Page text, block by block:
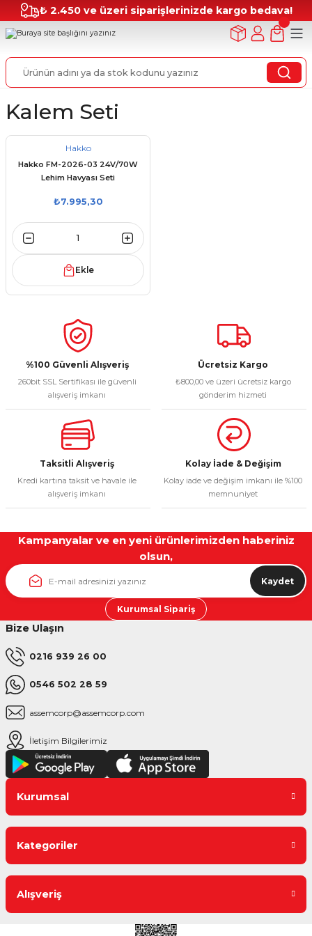
₺ 2.450 ve üzeri siparişlerinizde kargo bedava!
Kalem Seti
Hakko
Hakko FM-2026-03 24V/70W
Lehim Havyası Seti
₺7.995,30
Ekle
%100 Güvenli Alışveriş
260bit SSL Sertifikası ile güvenli
alışveriş imkanı
Ücretsiz Kargo
₺800,00 ve üzeri ücretsiz kargo
gönderim hizmeti
Taksitli Alışveriş
Kredi kartına taksit ve havale ile
alışveriş imkanı
Kolay İade & Değişim
Kolay iade ve değişim imkanı ile %100
memnuniyet
Kampanyalar ve en yeni ürünlerimizden haberiniz
olsun,
Kaydet
Kurumsal Sipariş
Bize Ulaşın
0216 939 26 00
0546 502 28 59
assemcorp@assemcorp.com
İletişim Bilgilerimiz
Kurumsal
Kategoriler
Alışveriş